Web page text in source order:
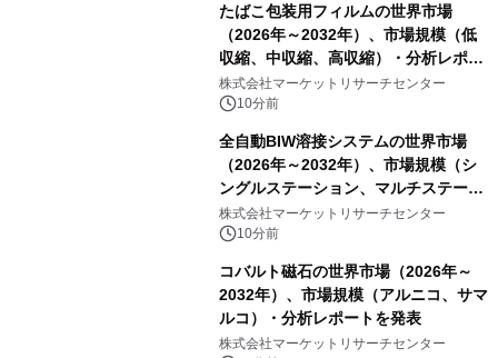
たばこ包装用フィルムの世界市場
（2026年～2032年）、市場規模（低
収縮、中収縮、高収縮）・分析レポー
トを発表
株式会社マーケットリサーチセンター
10分前
全自動BIW溶接システムの世界市場
（2026年～2032年）、市場規模（シ
ングルステーション、マルチステーシ
ョン）・分析レポートを発表
株式会社マーケットリサーチセンター
10分前
コバルト磁石の世界市場（2026年～
2032年）、市場規模（アルニコ、サマ
ルコ）・分析レポートを発表
株式会社マーケットリサーチセンター